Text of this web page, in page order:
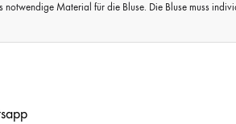
notwendige Material für die Bluse. Die Bluse muss